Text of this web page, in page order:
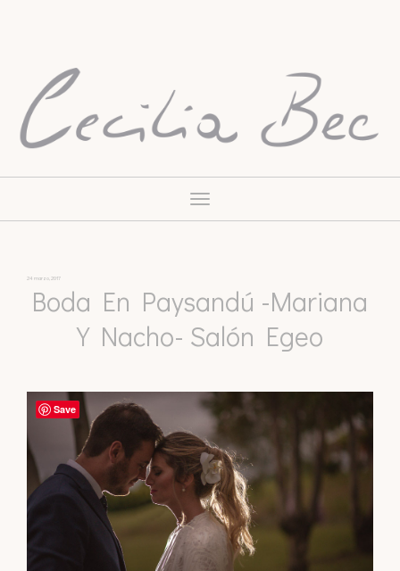
Toggle
navigation
24 marzo, 2017
Boda En Paysandú -Mariana
Y Nacho- Salón Egeo
Save